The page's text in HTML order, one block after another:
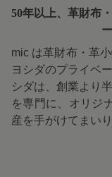
50年以上、革財布
mic は革財布・革
ヨシダのプライベ
シダは、創業より
を専門に、オリジ
産を手がけてまいり